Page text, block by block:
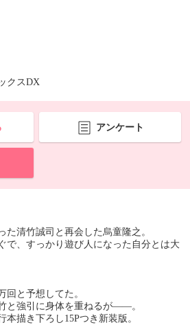
クスDX
アンケート
た清竹誠司と再会した烏童隆之。
で、すっかり遊び人になった自分とは大
と予想してた。
と強引に身体を重ねるが――。
描き下ろし15Pつき新装版。